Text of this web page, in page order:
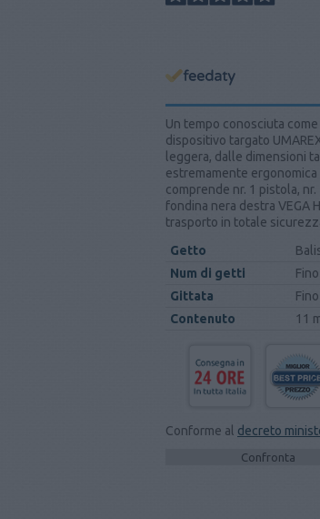
Un tempo conosciuta come
dispositivo targato
leggera, dalle dimensioni
estremamente
comprende nr. 1 pistola,
fondina nera destra VEGA
trasporto in totale
Getto
Num di getti
Gittata
Contenuto
11
Conforme al decreto